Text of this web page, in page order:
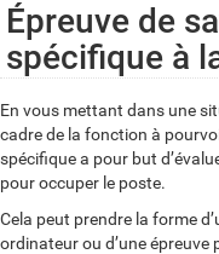
Épreuve de
spécifique à
En vous mettant dans une
cadre de la fonction à
spécifique a pour but
pour occuper le poste.
Cela peut prendre la forme
ordinateur ou d’une épreuve